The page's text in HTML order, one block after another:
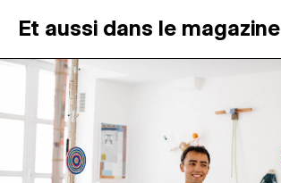
ATELIERS OUVERTS
PROGRAMMATION
MAGAZINE
Et aussi dans le magazine